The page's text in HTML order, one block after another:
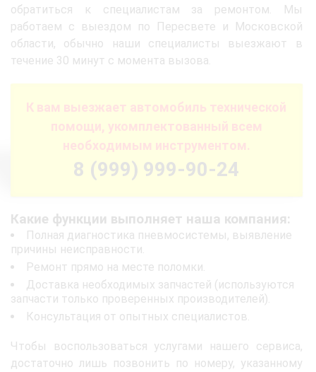
обратиться к специалистам за ремонтом. Мы
работаем с выездом по Пересвете и Московской
области, обычно наши специалисты выезжают в
течение 30 минут с момента вызова.
К вам выезжает автомобиль технической
помощи, укомплектованный всем
необходимым инструментом.
8 (999) 999-90-24
Какие функции выполняет наша компания:
Полная диагностика пневмосистемы, выявление
причины неисправности.
Ремонт прямо на месте поломки.
Доставка необходимых запчастей (используются
запчасти только проверенных производителей).
Консультация от опытных специалистов.
Чтобы воспользоваться услугами нашего сервиса,
достаточно лишь позвонить по номеру, указанному